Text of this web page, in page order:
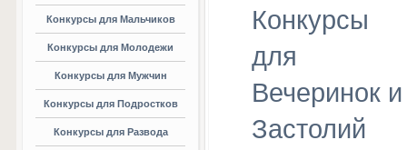
Конкурсы для Мальчиков
Конкурсы для Молодежи
Конкурсы для Мужчин
Конкурсы для Подростков
Конкурсы для Развода
Конкурсы
для
Вечеринок и
Застолий